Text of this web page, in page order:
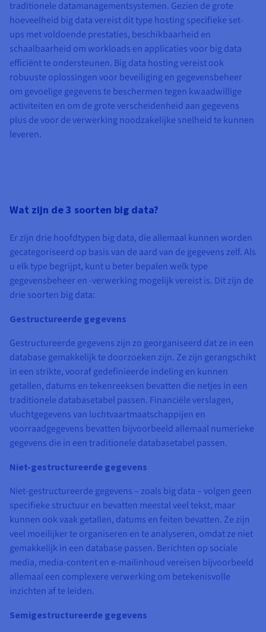
Tarieven
Beschikbaarheid per regio
Documentatie
Roadmap & Changelog
Monitoring
Roadmap & Changelog
Roadmap & Changelog
Roadmap & Changelog
Roadmap & Changelog
traditionele datamanagementsystemen. Gezien de grote
hoeveelheid big data vereist dit type hosting specifieke set-
ups met voldoende prestaties, beschikbaarheid en
schaalbaarheid om workloads en applicaties voor big data
efficiënt te ondersteunen. Big data hosting vereist ook
robuuste oplossingen voor beveiliging en gegevensbeheer
om gevoelige gegevens te beschermen tegen kwaadwillige
activiteiten en om de grote verscheidenheid aan gegevens
plus de voor de verwerking noodzakelijke snelheid te kunnen
leveren.
Wat zijn de 3 soorten big data?
Er zijn drie hoofdtypen big data, die allemaal kunnen worden
gecategoriseerd op basis van de aard van de gegevens zelf. Als
u elk type begrijpt, kunt u beter bepalen welk type
gegevensbeheer en -verwerking mogelijk vereist is. Dit zijn de
drie soorten big data:
Gestructureerde gegevens
Gestructureerde gegevens zijn zo georganiseerd dat ze in een
database gemakkelijk te doorzoeken zijn. Ze zijn gerangschikt
in een strikte, vooraf gedefinieerde indeling en kunnen
getallen, datums en tekenreeksen bevatten die netjes in een
traditionele databasetabel passen. Financiële verslagen,
vluchtgegevens van luchtvaartmaatschappijen en
voorraadgegevens bevatten bijvoorbeeld allemaal numerieke
gegevens die in een traditionele databasetabel passen.
Niet-gestructureerde gegevens
Niet-gestructureerde gegevens – zoals big data – volgen geen
specifieke structuur en bevatten meestal veel tekst, maar
kunnen ook vaak getallen, datums en feiten bevatten. Ze zijn
veel moeilijker te organiseren en te analyseren, omdat ze niet
gemakkelijk in een database passen. Berichten op sociale
media, media-content en e-mailinhoud vereisen bijvoorbeeld
allemaal een complexere verwerking om betekenisvolle
inzichten af te leiden.
Semigestructureerde gegevens